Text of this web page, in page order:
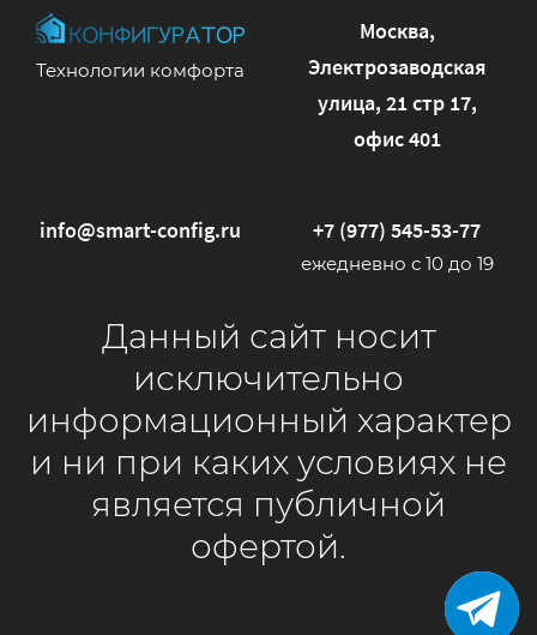
Технологии комфорта
Москва,
Электрозаводская
улица, 21 стр 17,
офис 401
info@smart-config.ru +7 (977) 545-53-77
ежедневно с 10 до 19
Данный сайт носит
исключительно
информационный характер
и ни при каких условиях не
является публичной
офертой.